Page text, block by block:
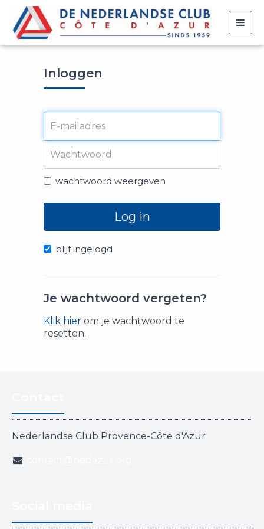
Inloggen
wachtwoord weergeven
Log in
blijf ingelogd
Je wachtwoord vergeten?
Klik hier om je wachtwoord te
resetten.
Nederlandse Club Provence-Côte d'Azur